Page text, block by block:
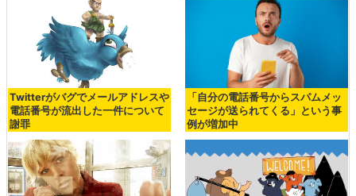
Twitterがバグでメールアドレスや
電話番号が流出した一件について
謝罪
「自分の電話番号からスパムメッ
セージが送られてくる」という事
例が増加中